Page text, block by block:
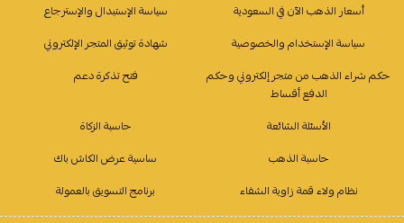
أسعار الذهب الآن في السعودية
سياسة الإستبدال والإسترجاع
سياسة الإستخدام والخصوصية
شهادة توثيق المتجر الإلكتروني
حكم شراء الذهب من متجر إلكتروني وحكم
الدفع أقساط
فتح تذكرة دعم
الأسئلة الشائعة
حاسبة الزكاة
حاسبة الذهب
ساسية عرض الكاش باك
نظام ولاء قمة زاوية الشفاء
برنامج التسويق بالعمولة